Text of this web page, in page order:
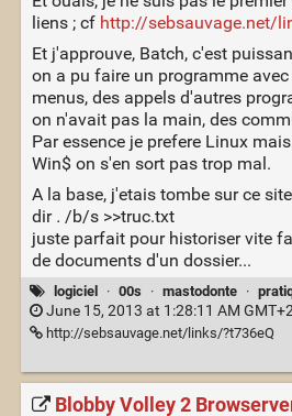
liens ; cf http://sebsauvage.net/
Et j'approuve, Batch, c'est
on a pu faire un programme
menus, des appels d'autres
on n'avait pas la main, des
Par essence je prefere Linux
Win$ on s'en sort pas trop mal.
A la base, j'etais tombe sur ce
dir . /b/s >>truc.txt
juste parfait pour historiser vite
de documents d'un dossier...
logiciel · 00s · mastodonte ·
June 15, 2013 at 1:28:11 AM GMT+2
http://sebsauvage.net/links/?t736eQ
Blobby Volley 2